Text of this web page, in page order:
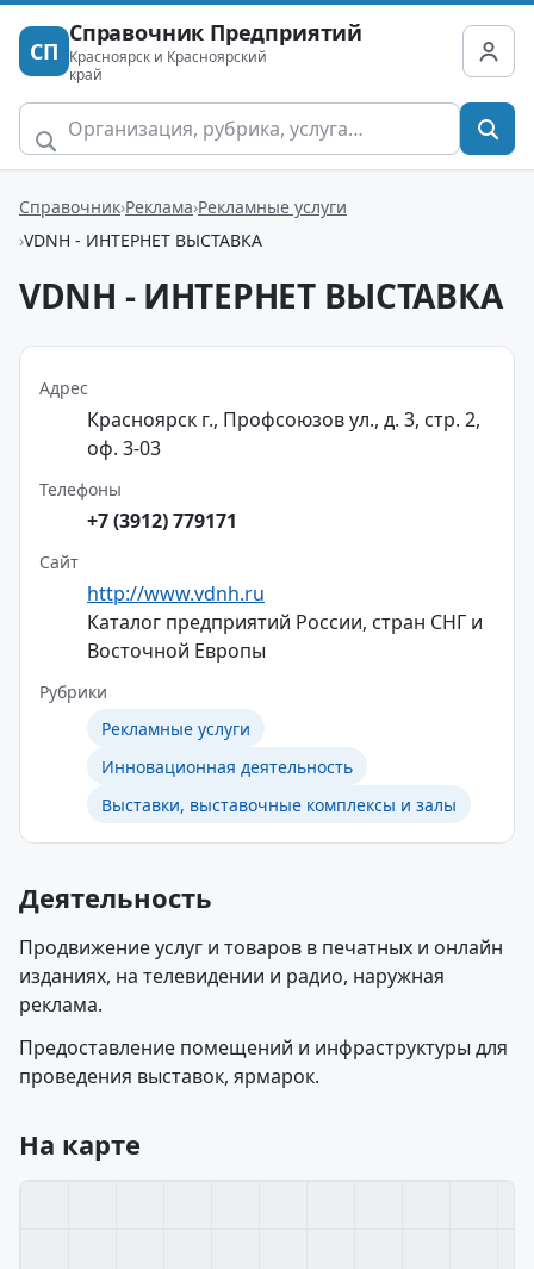
СП
Справочник Предприятий
Красноярск и Красноярский
край
Справочник Реклама Рекламные услуги
VDNH - ИНТЕРНЕТ ВЫСТАВКА
VDNH - ИНТЕРНЕТ ВЫСТАВКА
Адрес
Красноярск г., Профсоюзов ул., д. 3, стр. 2,
оф. 3-03
Телефоны
+7 (3912) 779171
Сайт
http://www.vdnh.ru
Каталог предприятий России, стран СНГ и
Восточной Европы
Рубрики
Рекламные услуги
Инновационная деятельность
Выставки, выставочные комплексы и залы
Деятельность
Продвижение услуг и товаров в печатных и онлайн
изданиях, на телевидении и радио, наружная
реклама.
Предоставление помещений и инфраструктуры для
проведения выставок, ярмарок.
На карте